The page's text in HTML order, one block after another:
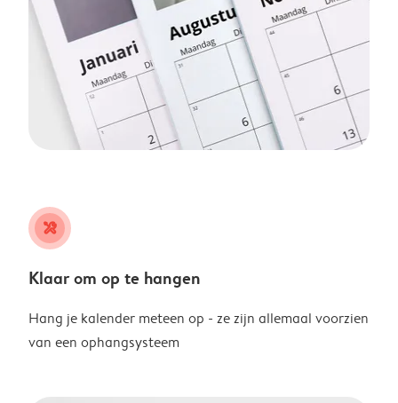
tools
Klaar om op te hangen
Hang je kalender meteen op - ze zijn allemaal voorzien
van een ophangsysteem